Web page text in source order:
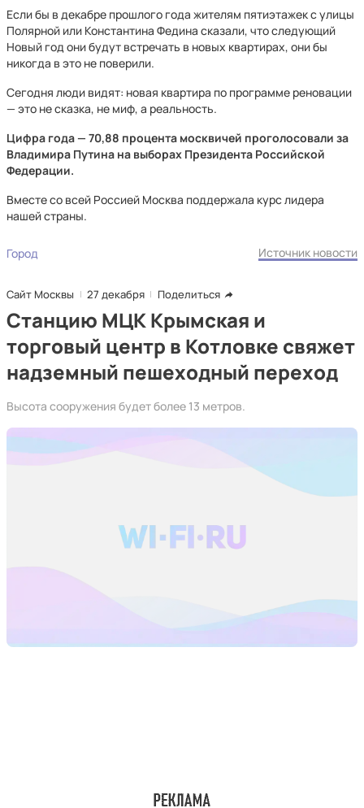
Если бы в декабре прошлого года жителям пятиэтажек с улицы
Полярной или Константина Федина сказали, что следующий
Новый год они будут встречать в новых квартирах, они бы
никогда в это не поверили.
Сегодня люди видят: новая квартира по программе реновации
— это не сказка, не миф, а реальность.
Цифра года — 70,88 процента москвичей проголосовали за
Владимира Путина на выборах Президента Российской
Федерации.
Вместе со всей Россией Москва поддержала курс лидера
нашей страны.
Город Источник новости
Сайт Москвы 27 декабря Поделиться
Станцию МЦК Крымская и
торговый центр в Котловке свяжет
надземный пешеходный переход
Высота сооружения будет более 13 метров.